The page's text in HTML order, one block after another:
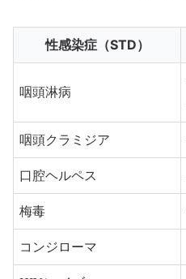
性感染症（STD）
咽頭淋病
咽頭クラミジア
口腔ヘルペス
梅毒
コンジローマ